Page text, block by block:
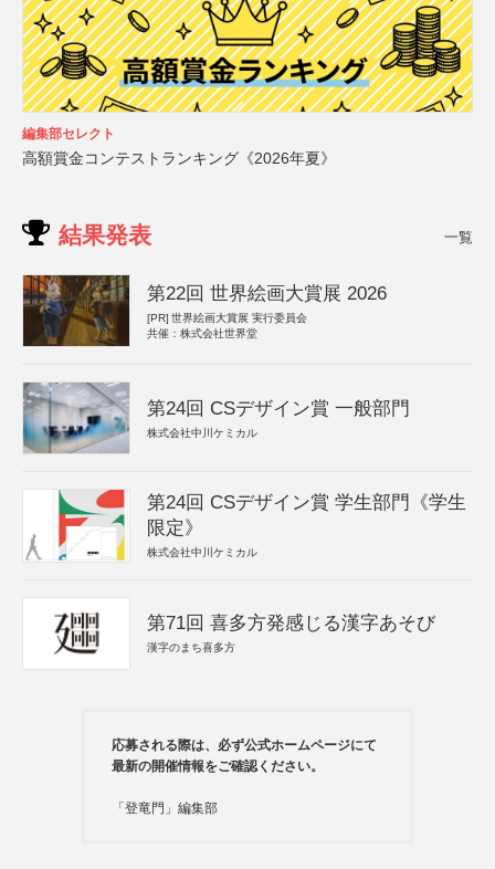
編集部セレクト
高額賞金コンテストランキング《2026年夏》
結果発表 一覧
第22回 世界絵画大賞展 2026
[PR] 世界絵画大賞展 実行委員会
共催：株式会社世界堂
第24回 CSデザイン賞 一般部門
株式会社中川ケミカル
第24回 CSデザイン賞 学生部門《学生
限定》
株式会社中川ケミカル
第71回 喜多方発感じる漢字あそび
漢字のまち喜多方
応募される際は、必ず公式ホームページにて
最新の開催情報をご確認ください。
「登竜門」編集部